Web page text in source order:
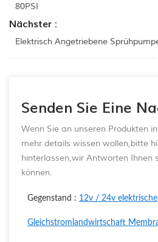
80PSI
Nächster :
Elektrisch Angetriebene
Senden Sie Eine
Wenn Sie an unseren Produkten
mehr details wissen wollen,bitte
hinterlassen,wir Antworten Ihnen
können.
Gegenstand : 12v / 24v elektrische
Gleichstromlandwirtschaft